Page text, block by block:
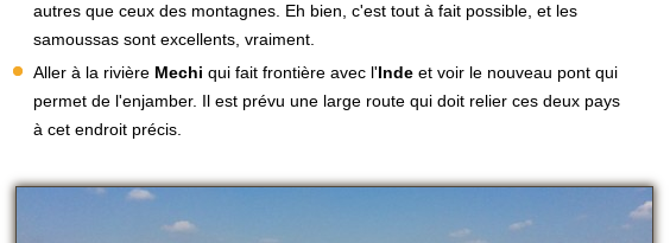
autres que ceux des montagnes. Eh bien, c'est tout à fait possible, et les
samoussas sont excellents, vraiment.
Aller à la rivière Mechi qui fait frontière avec l'Inde et voir le nouveau pont qui
permet de l'enjamber. Il est prévu une large route qui doit relier ces deux pays
à cet endroit précis.